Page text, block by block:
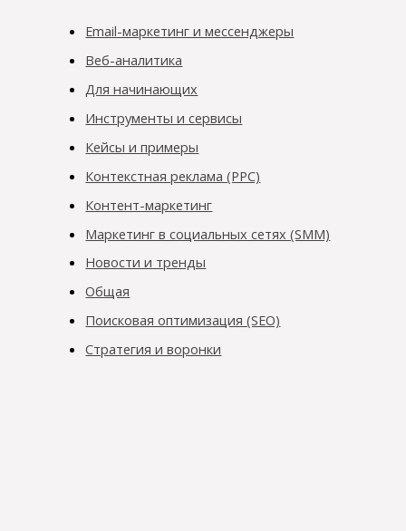
Email-маркетинг и мессенджеры
Веб-аналитика
Для начинающих
Инструменты и сервисы
Кейсы и примеры
Контекстная реклама (PPC)
Контент-маркетинг
Маркетинг в социальных сетях (SMM)
Новости и тренды
Общая
Поисковая оптимизация (SEO)
Стратегия и воронки